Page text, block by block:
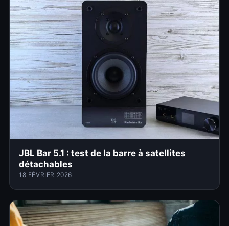
JBL Bar 5.1 : test de la barre à satellites
détachables
18 FÉVRIER 2026